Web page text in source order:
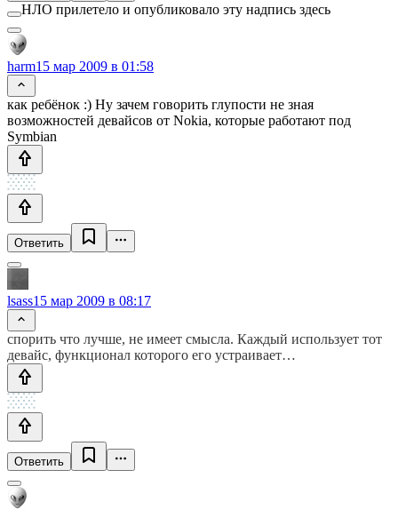
НЛО прилетело и опубликовало эту надпись здесь
harm15 мар 2009 в 01:58
как ребёнок :) Ну зачем говорить глупости не зная
возможностей девайсов от Nokia, которые работают под
Symbian
Ответить
lsass15 мар 2009 в 08:17
спорить что лучше, не имеет смысла. Каждый использует тот
девайс, функционал которого его устраивает…
Ответить